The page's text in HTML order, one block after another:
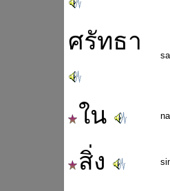
ศรัทธา
ใน
สิ่ง